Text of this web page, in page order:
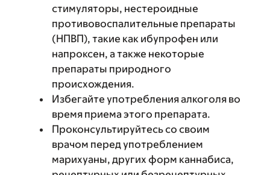
стимуляторы, нестероидные
противовоспалительные препараты
(НПВП), такие как ибупрофен или
напроксен, а также некоторые
препараты природного
происхождения.
Избегайте употребления алкоголя во
время приема этого препарата.
Проконсультируйтесь со своим
врачом перед употреблением
марихуаны, других форм каннабиса,